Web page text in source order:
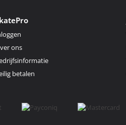
ons
betalen